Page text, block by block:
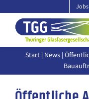
Inhalt
springen
Jobs
Start | News |